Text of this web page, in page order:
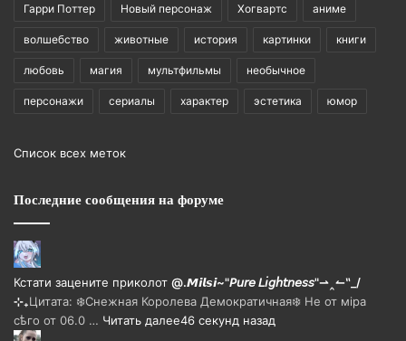
Гарри Поттер Новый персонаж Хогвартс аниме
волшебство животные история картинки книги
любовь магия мультфильмы необычное
персонажи сериалы характер эстетика юмор
Список всех меток
Последние сообщения на форуме
Кстати зацените приколот @.𝙈𝙞𝙡𝙨𝙞~"𝘗𝘶𝘳𝘦 𝘓𝘪𝘨𝘩𝘵𝘯𝘦𝘴𝘴"⇀‸↼‶_/
⊹₊Цитата: ❄️Снежная Королева Демократичная❄️ Не от мiра
сѣго от 06.0 … Читать далее46 секунд назад